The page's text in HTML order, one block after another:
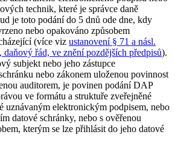
technik, které je správce daně
je toto podání do 5 dnů ode dne, kdy
nebo opakováno způsobem
(více viz ustanovení § 71 a násl.
daňový řád, ve znění pozdějších předpisů).
subjekt nebo jeho zástupce
nebo zákonem uloženou povinnost
auditorem, je povinen podání DAP
ve formátu a struktuře zveřejněné
uznávaným elektronickým podpisem, nebo
datové schránky, nebo s ověřenou
kterým se lze přihlásit do jeho datové